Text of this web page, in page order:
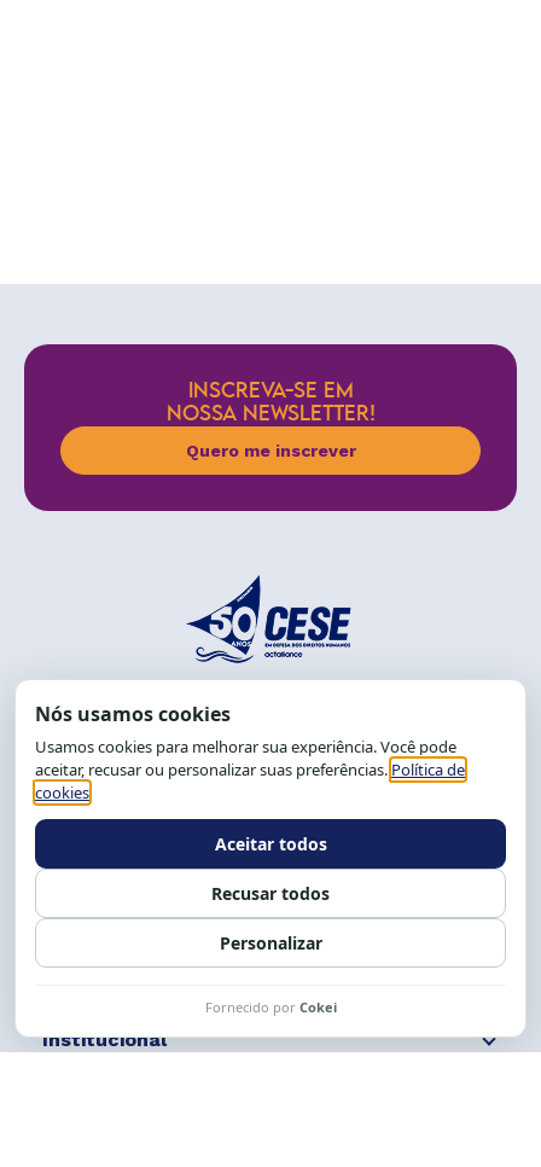
INSCREVA-SE EM
NOSSA NEWSLETTER!
Quero me inscrever
End.: R. da Graça, 150. Graça
CEP: 40.150-055
Salvador-BA, Brasil.
Tel.: (71) 2104-5457, Cel.: (71) 9 9239-2104 ou 2105
Expediente: 8h às 12h e 13 às 17h.
Siga nossas redes Fale conosco
Institucional